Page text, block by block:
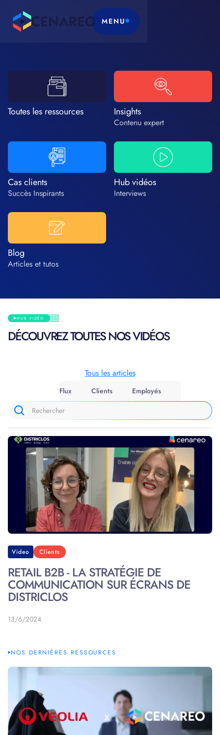
MENU
Toutes les ressources Insights
Contenu expert
Cas clients
Succès Inspirants
Hub vidéos
Interviews
Blog
Articles et tutos
HUB VIDÉO
DÉCOUVREZ TOUTES NOS VIDÉOS
Tous les articles
Flux Clients Employés
Video Clients
RETAIL B2B - LA STRATÉGIE DE
COMMUNICATION SUR ÉCRANS DE
DISTRICLOS
13/6/2024
NOS DERNIÈRES RESSOURCES